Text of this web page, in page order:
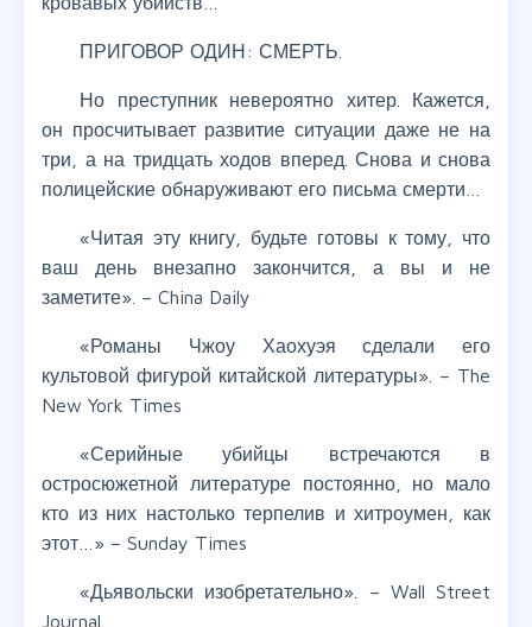
ПРИГОВОР ОДИН: СМЕРТЬ.
Но преступник невероятно хитер. Кажется,
он просчитывает развитие ситуации даже не на
три, а на тридцать ходов вперед. Снова и снова
полицейские обнаруживают его письма смерти…
«Читая эту книгу, будьте готовы к тому, что
ваш день внезапно закончится, а вы и не
заметите». – China Daily
«Романы Чжоу Хаохуэя сделали его
культовой фигурой китайской литературы». – The
New York Times
«Серийные убийцы встречаются в
остросюжетной литературе постоянно, но мало
кто из них настолько терпелив и хитроумен, как
этот…» – Sunday Times
«Дьявольски изобретательно». – Wall Street
Journal